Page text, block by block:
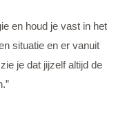
en houd je vast in het
situatie en er vanuit
je dat jijzelf altijd de